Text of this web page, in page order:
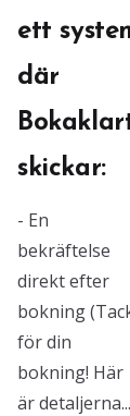
ett
där
skickar:
- En
bekräftelse
direkt efter
bokning
för din
bokning! Här
är